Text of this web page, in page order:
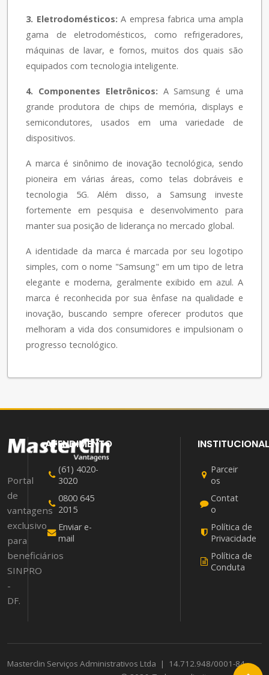
3. Eletrodomésticos: A empresa fabrica uma ampla
gama de eletrodomésticos, como refrigeradores,
máquinas de lavar, e fornos, muitos dos quais são
equipados com tecnologia inteligente.
4. Componentes Eletrônicos: A Samsung é uma
grande produtora de chips de memória, displays e
semicondutores, usados em uma variedade de
dispositivos.
A marca é sinônimo de inovação tecnológica, sendo
pioneira em várias áreas, como telas dobráveis e
tecnologia 5G. Além disso, a Samsung investe
fortemente em pesquisa e desenvolvimento para
manter sua posição de liderança no mercado global.
A identidade da marca é marcada por seu logotipo
simples, com o nome "Samsung" em um tipo de letra
elegante e moderna, geralmente exibido em azul. A
marca é reconhecida por sua ênfase na qualidade e
inovação, buscando sempre oferecer produtos que
melhoram a vida dos consumidores e impulsionam o
progresso tecnológico.
Portal
de
vantagens
exclusivo
para
beneficiários
SINPRO
-
DF.
ATENDIMENTO
(61) 4020-
3020
0800 645
2015
Enviar e-
mail
INSTITUCIONAL
Parceir
os
Contat
o
Política de
Privacidade
Política de
Conduta
Masterclin Serviços Administrativos Ltda |
14.712.948/0001-84